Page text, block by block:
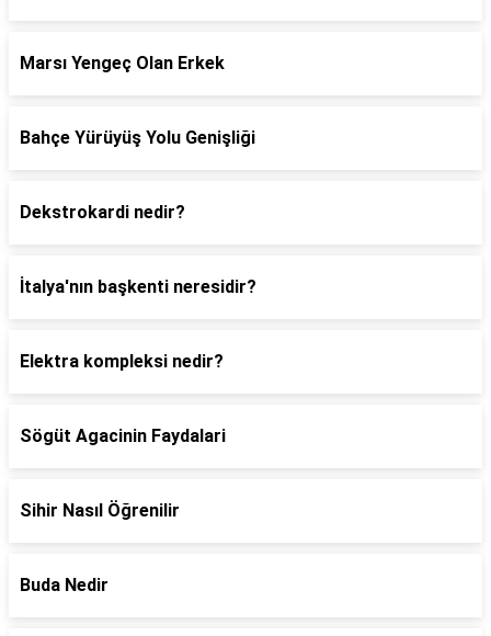
Marsı Yengeç Olan Erkek
Bahçe Yürüyüş Yolu Genişliği
Dekstrokardi nedir?
İtalya'nın başkenti neresidir?
Elektra kompleksi nedir?
Sögüt Agacinin Faydalari
Sihir Nasıl Öğrenilir
Buda Nedir